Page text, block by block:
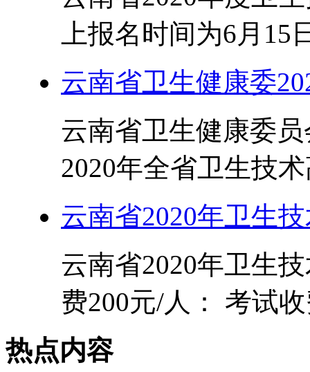
上报名时间为6月15
云南省卫生健康委
云南省卫生健康委
2020年全省卫生技
云南省2020年卫生
云南省2020年卫生
费200元/人： 考试
热点内容